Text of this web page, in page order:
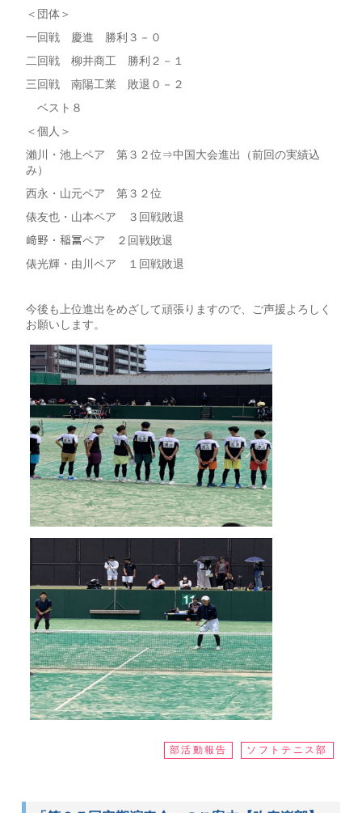
＜団体＞
一回戦 慶進 勝利３－０
二回戦 柳井商工 勝利２－１
三回戦 南陽工業 敗退０－２
ベスト８
＜個人＞
瀨川・池上ペア 第３２位⇒中国大会進出（前回の実績込
み）
西永・山元ペア 第３２位
俵友也・山本ペア ３回戦敗退
﨑野・稲冨ペア ２回戦敗退
俵光輝・由川ペア １回戦敗退
今後も上位進出をめざして頑張りますので、ご声援よろしく
お願いします。
部活動報告 ソフトテニス部